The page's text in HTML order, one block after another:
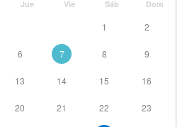
Jue Vie Sáb Dom
1 2
6 7 8 9
13 14 15 16
20 21 22 23